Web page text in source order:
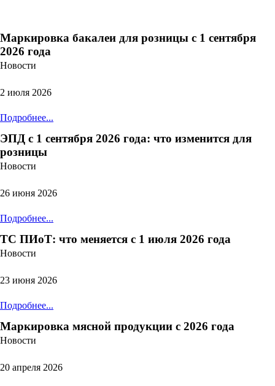
Маркировка бакалеи для розницы с 1 сентября
2026 года
Новости
2 июля 2026
Подробнее...
ЭПД с 1 сентября 2026 года: что изменится для
розницы
Новости
26 июня 2026
Подробнее...
ТС ПИоТ: что меняется с 1 июля 2026 года
Новости
23 июня 2026
Подробнее...
Маркировка мясной продукции с 2026 года
Новости
20 апреля 2026